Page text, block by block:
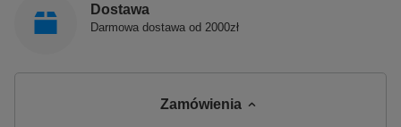
Dostawa
Darmowa dostawa od 2000zł
Zamówienia